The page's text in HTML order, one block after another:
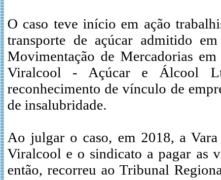
O caso teve início em ação
transporte de açúcar admitido
Movimentação de Mercadorias
Viralcool - Açúcar e Álcool
reconhecimento de vínculo de
de insalubridade.
Ao julgar o caso, em 2018, a
Viralcool e o sindicato a pagar as
então, recorreu ao Tribunal